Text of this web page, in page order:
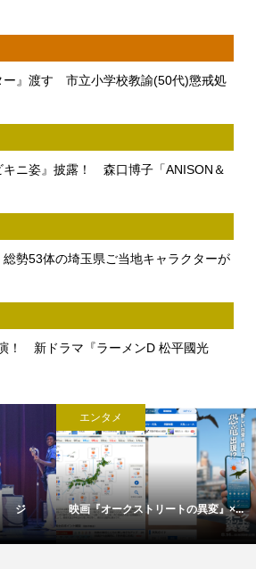
ー』渡す 市立小学校教諭(50代)懲戒処
キニ姿』披露！ 森口博子「ANISON＆
勢53体の埼玉県ご当地キャラクターが
！ 新ドラマ『ラーメンD 松平國光
「2027年版 羽生結...
エンタメ
【中島裕翔】初写真展